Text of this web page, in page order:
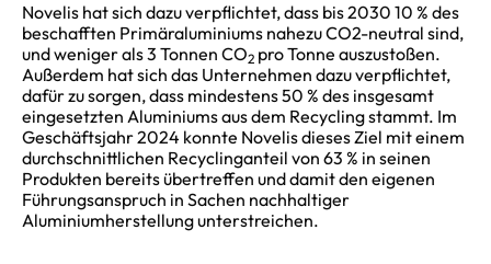
Novelis hat sich dazu verpflichtet, dass bis 2030 10 % des
beschafften Primäraluminiums nahezu CO2-neutral sind,
und weniger als 3 Tonnen CO2 pro Tonne auszustoßen.
Außerdem hat sich das Unternehmen dazu verpflichtet,
dafür zu sorgen, dass mindestens 50 % des insgesamt
eingesetzten Aluminiums aus dem Recycling stammt. Im
Geschäftsjahr 2024 konnte Novelis dieses Ziel mit einem
durchschnittlichen Recyclinganteil von 63 % in seinen
Produkten bereits übertreffen und damit den eigenen
Führungsanspruch in Sachen nachhaltiger
Aluminiumherstellung unterstreichen.